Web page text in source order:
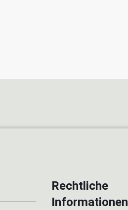
Rechtliche
Informationen